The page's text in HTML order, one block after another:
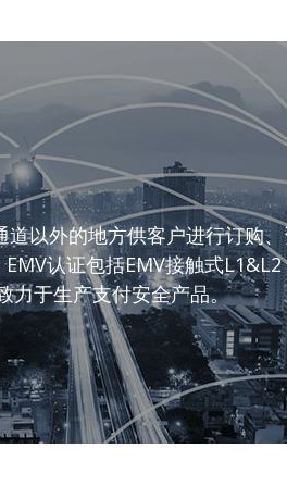
以外的地方供客户进行订购
认证包括EMV接触式
力于生产支付安全产品。